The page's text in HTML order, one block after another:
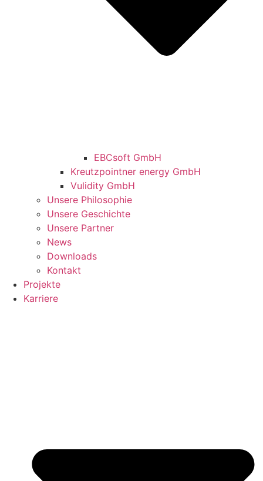
EBCsoft GmbH
Kreutzpointner energy GmbH
Vulidity GmbH
Unsere Philosophie
Unsere Geschichte
Unsere Partner
News
Downloads
Kontakt
Projekte
Karriere